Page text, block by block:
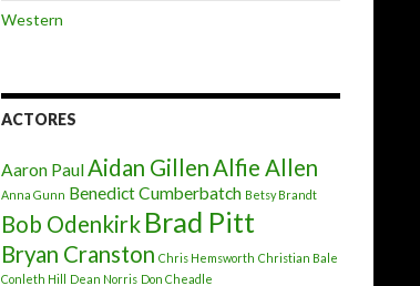
Western
ACTORES
Aaron PaulAidan GillenAlfie Allen
Anna Gunn Benedict Cumberbatch Betsy Brandt
Bob Odenkirk Brad Pitt
Bryan Cranston Chris Hemsworth Christian Bale
Conleth Hill
Dean Norris Don Cheadle